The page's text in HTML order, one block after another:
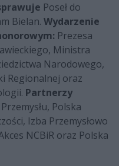
Poseł do
Bielan. Wydarzenie
Prezesa
Ministra
Narodowego,
Regionalnej oraz
Partnerzy
Polska
Izba Przemysłowo
NCBiR oraz Polska